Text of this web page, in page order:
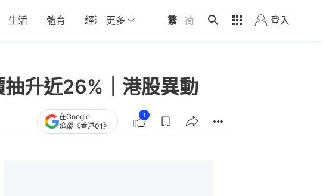
生活 體育 經濟 01深圳 觀點 健康 好食玩飛
更多 繁 简 登入
升近26%｜港股異動
在Google
追蹤《香港01》
1